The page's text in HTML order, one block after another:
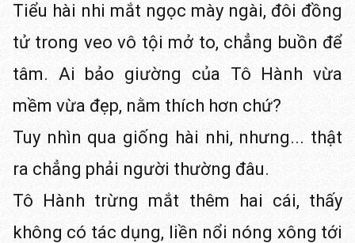
Tiểu hài nhi mắt ngọc mày ngài, đôi đồng
tử trong veo vô tội mở to, chẳng buồn để
tâm. Ai bảo giường của Tô Hành vừa
mềm vừa đẹp, nằm thích hơn chứ?
Tuy nhìn qua giống hài nhi, nhưng... thật
ra chẳng phải người thường đâu.
Tô Hành trừng mắt thêm hai cái, thấy
không có tác dụng, liền nổi nóng xông tới